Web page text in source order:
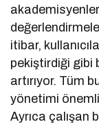
itibar,
pekiştirdiği gibi
artırıyor. Tüm
yönetimi
Ayrıca çalışan